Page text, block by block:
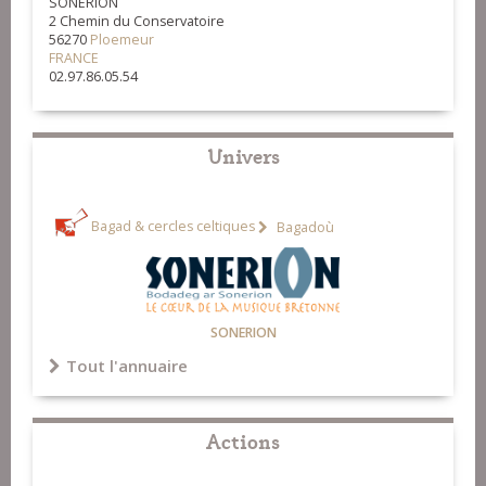
en Groigne
17-Bigoud 1 - Bagad Quic en
2 Chemin du Conservatoire
56270 Ploemeur
FRANCE
02.97.86.05.54
Univers
Bagad & cercles celtiques Bagadoù
SONERION
Tout l'annuaire
Actions